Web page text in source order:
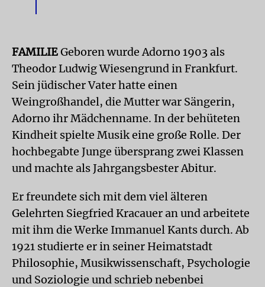
FAMILIEGeboren wurde Adorno 1903 als
Theodor Ludwig Wiesengrund in Frankfurt.
Sein jüdischer Vater hatte einen
Weingroßhandel, die Mutter war Sängerin,
Adorno ihr Mädchenname. In der behüteten
Kindheit spielte Musik eine große Rolle. Der
hochbegabte Junge übersprang zwei Klassen
und machte als Jahrgangsbester Abitur.
Er freundete sich mit dem viel älteren
Gelehrten Siegfried Kracauer an und arbeitete
mit ihm die Werke Immanuel Kants durch. Ab
1921 studierte er in seiner Heimatstadt
Philosophie, Musikwissenschaft, Psychologie
und Soziologie und schrieb nebenbei